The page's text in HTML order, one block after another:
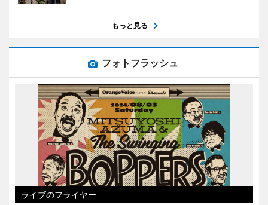
もっと見る
フォトフラッシュ
ライブのフライヤー